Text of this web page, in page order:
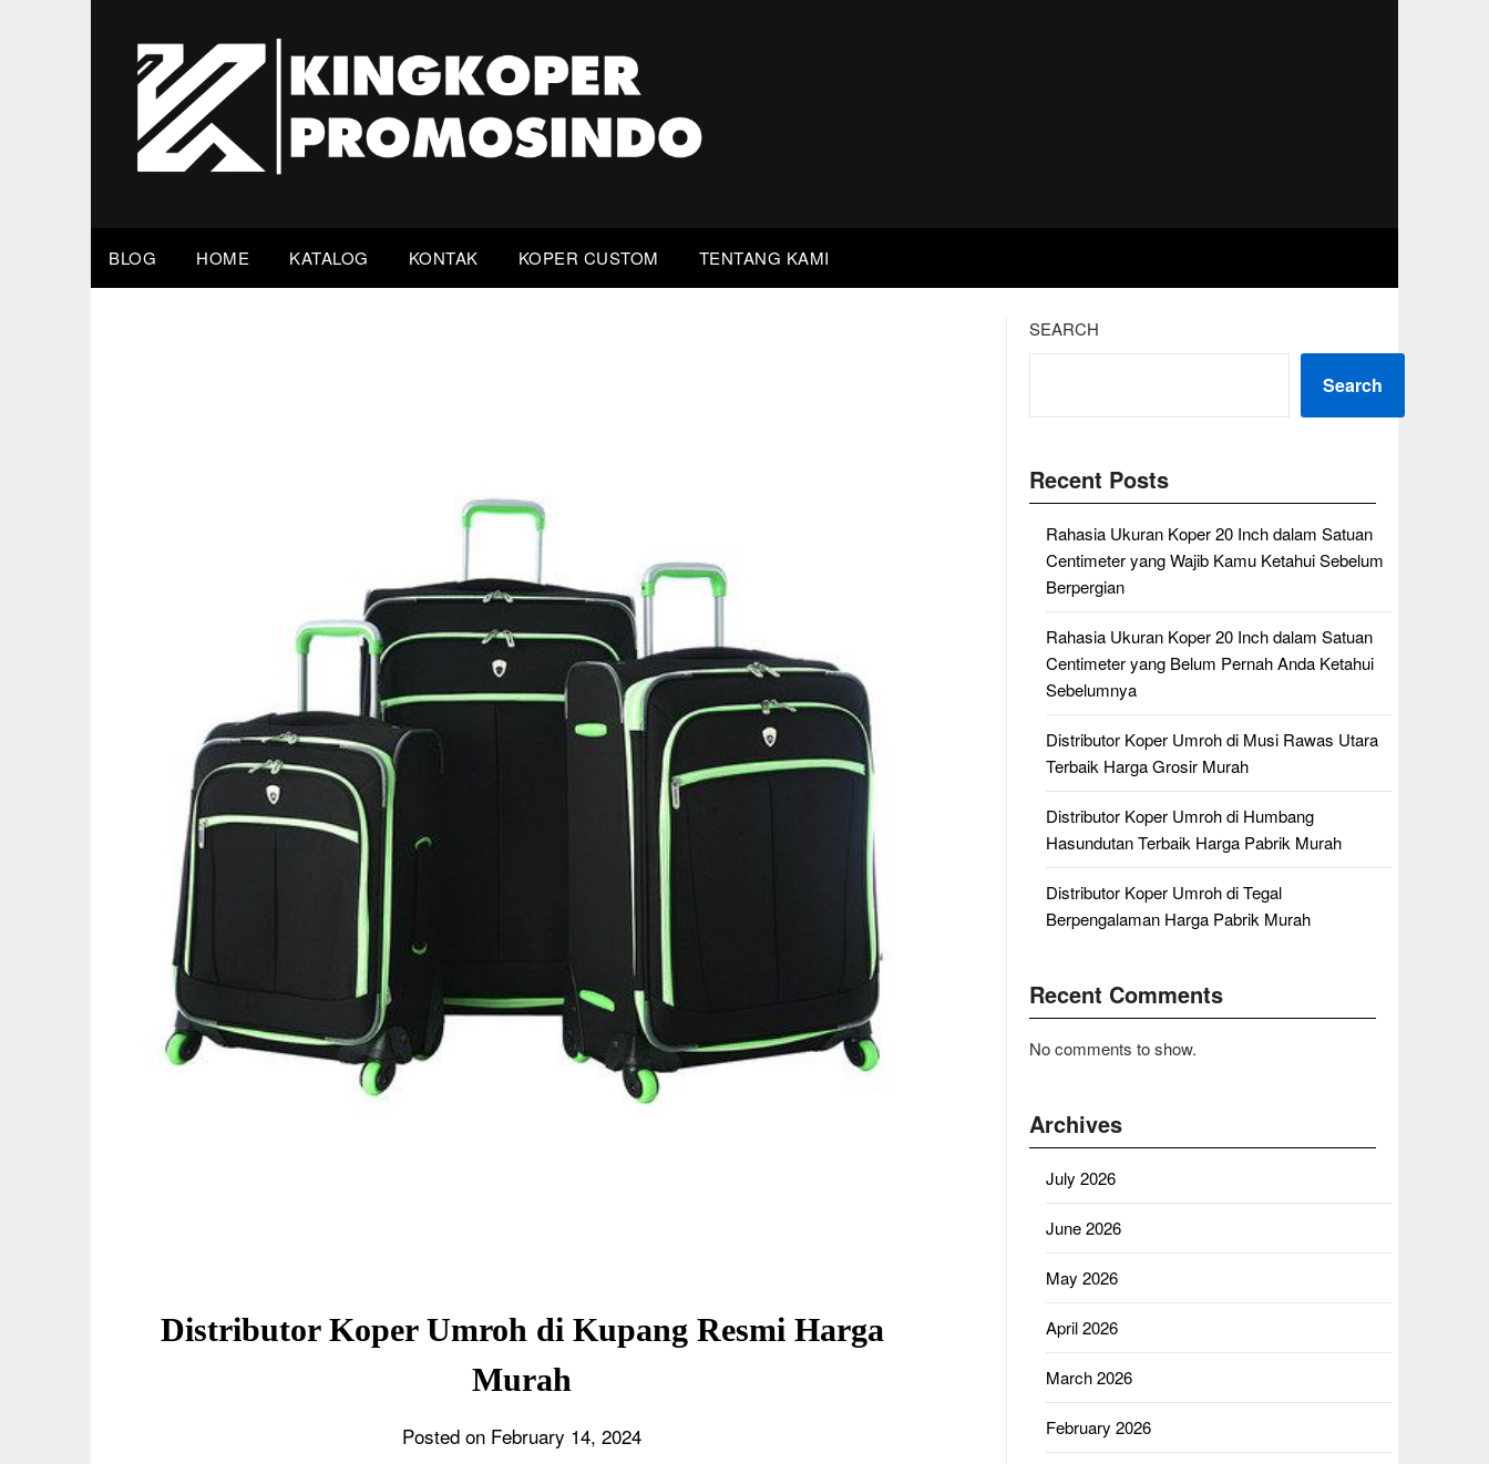
BLOG HOME KATALOG KONTAK KOPER CUSTOM TENTANG KAMI
Distributor Koper Umroh di Kupang Resmi Harga
Murah
Posted on February 14, 2024
SEARCH
Search
Recent Posts
Rahasia Ukuran Koper 20 Inch dalam Satuan
Centimeter yang Wajib Kamu Ketahui Sebelum
Berpergian
Rahasia Ukuran Koper 20 Inch dalam Satuan
Centimeter yang Belum Pernah Anda Ketahui
Sebelumnya
Distributor Koper Umroh di Musi Rawas Utara
Terbaik Harga Grosir Murah
Distributor Koper Umroh di Humbang
Hasundutan Terbaik Harga Pabrik Murah
Distributor Koper Umroh di Tegal
Berpengalaman Harga Pabrik Murah
Recent Comments
No comments to show.
Archives
July 2026
June 2026
May 2026
April 2026
March 2026
February 2026